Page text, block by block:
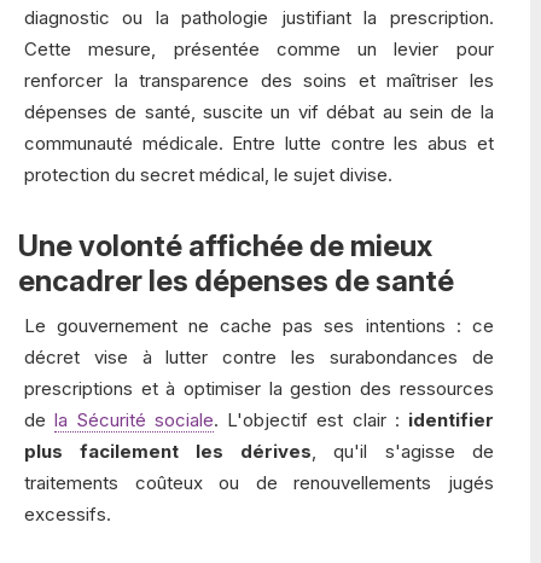
diagnostic ou la pathologie justifiant la prescription.
Cette mesure, présentée comme un levier pour
renforcer la transparence des soins et maîtriser les
dépenses de santé, suscite un vif débat au sein de la
communauté médicale. Entre lutte contre les abus et
protection du secret médical, le sujet divise.
Une volonté affichée de mieux
encadrer les dépenses de santé
Le gouvernement ne cache pas ses intentions : ce
décret vise à lutter contre les surabondances de
prescriptions et à optimiser la gestion des ressources
dela Sécurité sociale. L'objectif est clair : identifier
plus facilement les dérives , qu'il s'agisse de
traitements coûteux ou de renouvellements jugés
excessifs.